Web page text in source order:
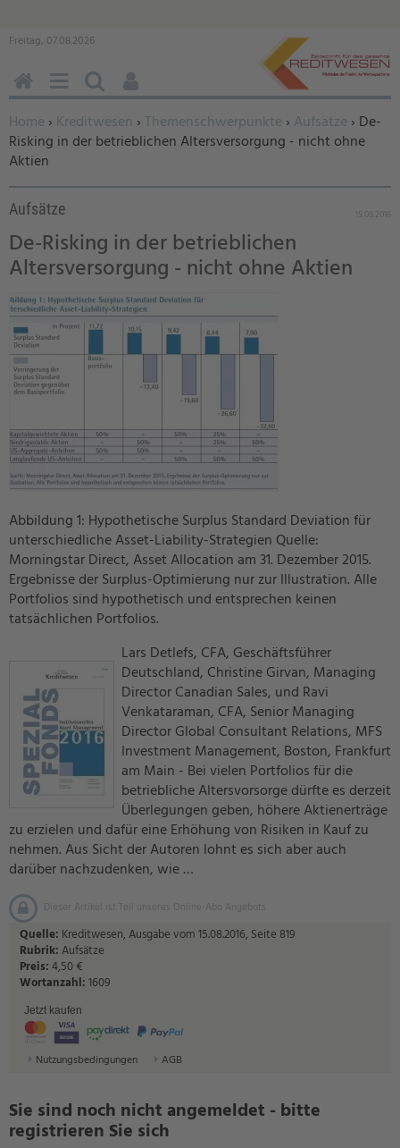
Freitag, 07.08.2026
Sie befinden sich hier:
Home › Kreditwesen › Themenschwerpunkte › Aufsätze › De-
Risking in der betrieblichen Altersversorgung - nicht ohne
Aktien
Aufsätze
De-Risking in der betrieblichen
Altersversorgung - nicht ohne Aktien
Abbildung 1: Hypothetische Surplus Standard Deviation für
unterschiedliche Asset-Liability-Strategien Quelle:
Morningstar Direct, Asset Allocation am 31. Dezember 2015.
Ergebnisse der Surplus-Optimierung nur zur Illustration. Alle
Portfolios sind hypothetisch und entsprechen keinen
tatsächlichen Portfolios.
Lars Detlefs, CFA, Geschäftsführer
Deutschland, Christine Girvan, Managing
Director Canadian Sales, und Ravi
Venkataraman, CFA, Senior Managing
Director Global Consultant Relations, MFS
Investment Management, Boston, Frankfurt
am Main - Bei vielen Portfolios für die
betriebliche Altersvorsorge dürfte es derzeit
Überlegungen geben, höhere Aktienerträge
zu erzielen und dafür eine Erhöhung von Risiken in Kauf zu
nehmen. Aus Sicht der Autoren lohnt es sich aber auch
darüber nachzudenken, wie …
Dieser Artikel ist Teil unseres Online-Abo Angebots.
Quelle: Kreditwesen, Ausgabe vom 15.08.2016, Seite 819
Rubrik:Aufsätze
Preis:4,50 €
Wortanzahl:1609
Jetzt kaufen
Nutzungsbedingungen AGB
Sie sind noch nicht angemeldet - bitte
registrieren Sie sich
HOMEMENÜSUCHEN
BENUTZERFUNKTIONEN